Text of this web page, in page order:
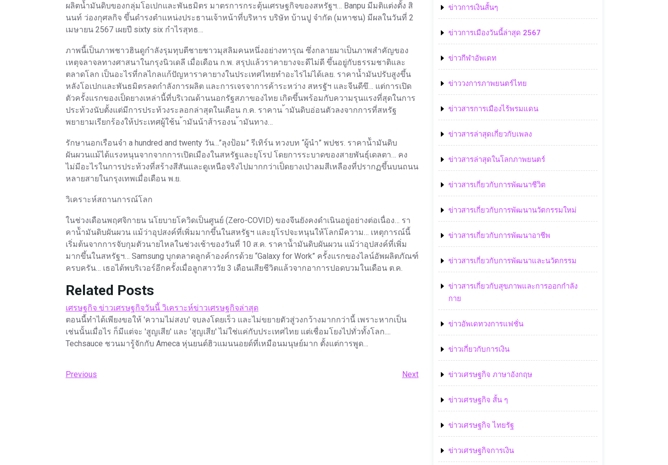
ผลิตน้ำมันดิบของกลุ่มโอเปกและพันธมิตร มาตรการกระตุ้นเศรษฐกิจของสหรัฐฯ… Banpu มีมติแต่งตั้ง สิ
นนท์ ว่องกุศลกิจ ขึ้นดำรงตำแหน่งประธานเจ้าหน้าที่บริหาร บริษัท บ้านปู จำกัด (มหาชน) มีผลในวันที่ 2
เมษายน 2567 เผยปี sixty six กำไรสุทธ…
ภาพนี้เป็นภาพชาวฮินดูกำลังรุมทุบตีชายชาวมุสลิมคนหนึ่งอย่างทารุณ ซึ่งกลายมาเป็นภาพสำคัญของ
เหตุจลาจลทางศาสนาในกรุงนิวเดลี เมื่อเดือน ก.พ. สรุปแล้วราคายางจะดีไม่ดี ขึ้นอยู่กับธรรมชาติและ
ตลาดโลก เป็นอะไรที่กลไกลแก้ปัญหาราคายางในประเทศไทยทำอะไรไม่ได้เลย. ราคาน้ำมันปรับสูงขึ้น
หลังโอเปกและพันธมิตรลดกำลังการผลิต และการเจรจาการค้าระหว่าง สหรฐัฯ และจีนดีขึ… แต่การเปิด
ตัวครั้งแรกของเป็ดยางเหล่านี้ที่บริเวณด้านนอกรัฐสภาของไทย เกิดขึ้นพร้อมกับความรุนแรงที่สุดในการ
ประท้วงนับตั้งแต่มีการประท้วงระลอกล่าสุดในเดือน ก.ค. ราคาน ้ามันดิบอ่อนตัวลงจากการที่สหรัฐ
พยายามเรียกร้องให้ประเทศผู้ใช้น ้ามันน้าส้ารองน ้ามันทาง…
รักษานอกเรือนจำ a hundred and twenty วัน…”ลุงป้อม” รีเทิร์น ทวงบท “ผู้นำ” พปชร. ราคาน้้ามันดิบ
ผันผวนแม้ได้แรงหนุนจากจากการเปิดเมืองในสหรัฐและยุโรป โดยการระบาดของสายพันธุ์เดลตา… คง
ไม่มีอะไรในการประท้วงที่สร้างสีสันและดูเหนือจริงไปมากกว่าเป็ดยางเป่าลมสีเหลืองที่ปรากฏขึ้นบนถนน
หลายสายในกรุงเทพเมื่อเดือน พ.ย.
วิเคราะห์สถานการณ์โลก
ในช่วงเดือนพฤศจิกายน นโยบายโควิดเป็นศูนย์ (Zero-COVID) ของจีนยังคงดำเนินอยู่อย่างต่อเนื่อง… รา
คาน้้ามันดิบผันผวน แม้ว่าอุปสงค์ที่เพิ่มมากขึ้นในสหรัฐฯ และยุโรปจะหนุนให้โลกมีความ… เหตุการณ์นี้
เริ่มต้นจากการจับกุมตัวนายไหลในช่วงเช้าของวันที่ 10 ส.ค. ราคาน้้ามันดิบผันผวน แม้ว่าอุปสงค์ที่เพิ่ม
มากขึ้นในสหรัฐฯ… Samsung บุกตลาดลูกค้าองค์กรด้วย “Galaxy for Work” ครั้งแรกของไลน์อัพผลิตภัณฑ์
ครบครัน… เธอได้พบริเวอร์อีกครั้งเมื่อลูกสาววัย 3 เดือนเสียชีวิตแล้วจากอาการปอดบวมในเดือน ต.ค.
Related Posts
เศรษฐกิจ ข่าวเศรษฐกิจวันนี้ วิเคราะห์ข่าวเศรษฐกิจล่าสุด
ตอนนี้ทำได้เพียงขอให้ 'ความไม่สงบ' จบลงโดยเร็ว และไม่ขยายตัวสู่วงกว้างมากกว่านี้ เพราะหากเป็น
เช่นนั้นเมื่อไร ก็มีแต่จะ 'สูญเสีย' และ 'สูญเสีย' ไม่ใช่แค่กับประเทศไทย แต่เชื่อมโยงไปทั่วทั้งโลก....
Techsauce ชวนมารู้จักกับ Ameca หุ่นยนต์ฮิวแมนนอยด์ที่เหมือนมนุษย์มาก ตั้งแต่การพูด…
Post
Previous
Previous
Next
Next
ข่าวการเงินสั้นๆ
ข่าวการเมืองวันนี้ล่าสุด 2567
ข่าวกีฬาอัพเดท
ข่าววงการภาพยนตร์ไทย
ข่าวสารการเมืองไร้พรมแดน
ข่าวสารล่าสุดเกี่ยวกับเพลง
ข่าวสารล่าสุดในโลกภาพยนตร์
ข่าวสารเกี่ยวกับการพัฒนาชีวิต
ข่าวสารเกี่ยวกับการพัฒนานวัตกรรมใหม่
ข่าวสารเกี่ยวกับการพัฒนาอาชีพ
ข่าวสารเกี่ยวกับการพัฒนาและนวัตกรรม
ข่าวสารเกี่ยวกับสุขภาพและการออกกำลัง
กาย
ข่าวอัพเดทวงการแฟชั่น
ข่าวเกี่ยวกับการเงิน
ข่าวเศรษฐกิจ ภาษาอังกฤษ
ข่าวเศรษฐกิจ สั้น ๆ
ข่าวเศรษฐกิจ ไทยรัฐ
ข่าวเศรษฐกิจการเงิน